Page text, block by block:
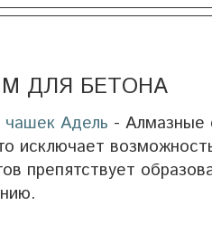
ДЛЯ БЕТОНА
чашек Адель - Алмазные
исключает
препятствует